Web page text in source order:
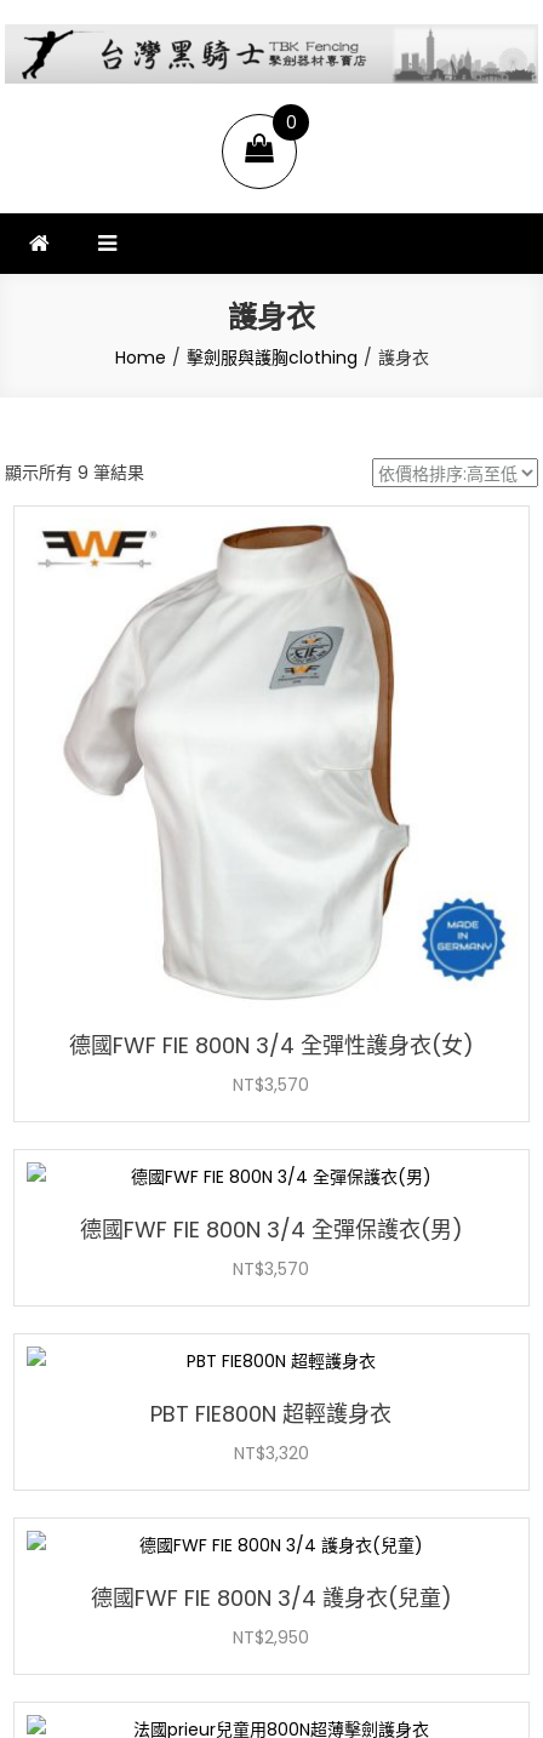
提供專業FENCING擊劍器材,擊劍器材報價,西洋劍設備,軍刀,鈍劍,銳劍,花
劍,佩劍,重劍,佩件,面罩,劍擊袋,劍擊車,周邊商品販售和售後服務.
0
items
護身衣
Home 擊劍服與護胸clothing 護身衣
顯示所有 9 筆結果依
價
格
排
序：
高
低
德國FWF FIE 800N 3/4 全彈性護身衣(女)
NT$3,570
德國FWF FIE 800N 3/4 全彈保護衣(男)
NT$3,570
PBT FIE800N 超輕護身衣
NT$3,320
德國FWF FIE 800N 3/4 護身衣(兒童)
NT$2,950